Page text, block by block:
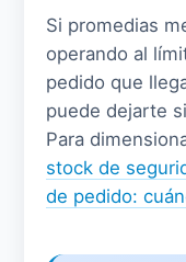
Si promedias
operando al
pedido que
puede dejarte
Para
stock de
de pedido: